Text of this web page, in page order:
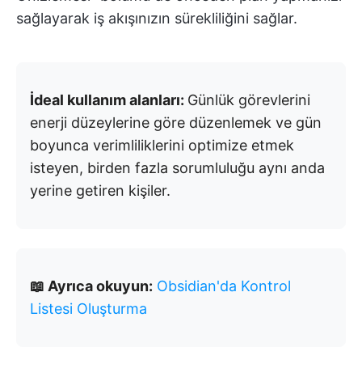
sağlayarak iş akışınızın sürekliliğini sağlar.
İdeal kullanım alanları: Günlük görevlerini
enerji düzeylerine göre düzenlemek ve gün
boyunca verimliliklerini optimize etmek
isteyen, birden fazla sorumluluğu aynı anda
yerine getiren kişiler.
📖 Ayrıca okuyun: Obsidian'da Kontrol
Listesi Oluşturma